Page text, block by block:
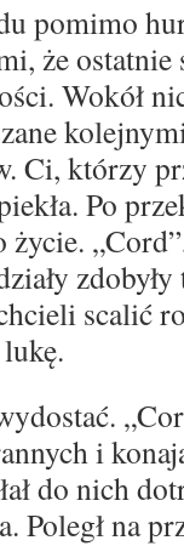
pomimo
że
Wokół
ne
Ci, którzy
Po
życie.
scalić
i
do nich
Poległ na